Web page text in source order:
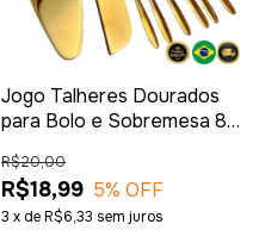
Jogo Talheres Dourados
para Bolo e Sobremesa 8
R$18,99
R$20,00
5% OFF
3 x deR$6,33 sem juros